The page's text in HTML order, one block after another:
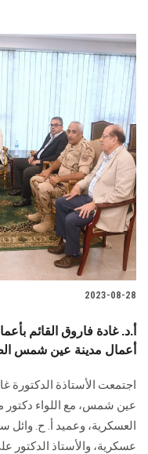
2023-08-28
أ.د. غادة فاروق القائم
أعمال مدينة عين شمس
اجتمعت الأستاذة الدكتورة
عين شمس، مع اللواء دكتور
عسكرية، والأستاذ